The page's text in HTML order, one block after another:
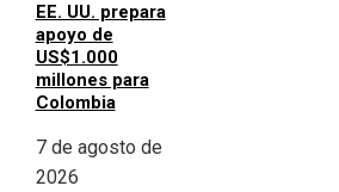
EE. UU. prepara
apoyo de
US$1.000
millones para
Colombia
7 de agosto de
2026